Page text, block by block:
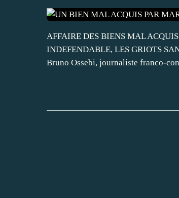
AFFAIRE DES BIENS MAL
INDEFENDABLE, LES GRIOTS
Bruno Ossebi, journaliste franco-